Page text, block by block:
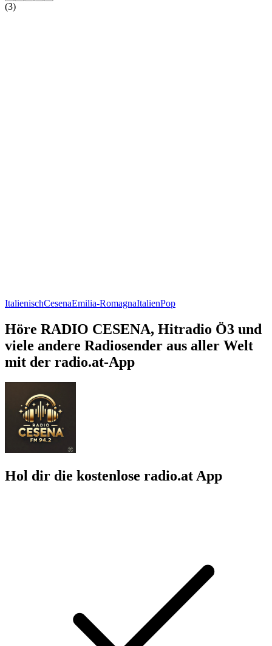
(3)
ItalienischCesenaEmilia-RomagnaItalienPop
Höre RADIO CESENA, Hitradio Ö3 und
viele andere Radiosender aus aller Welt
mit der radio.at-App
Hol dir die kostenlose radio.at App